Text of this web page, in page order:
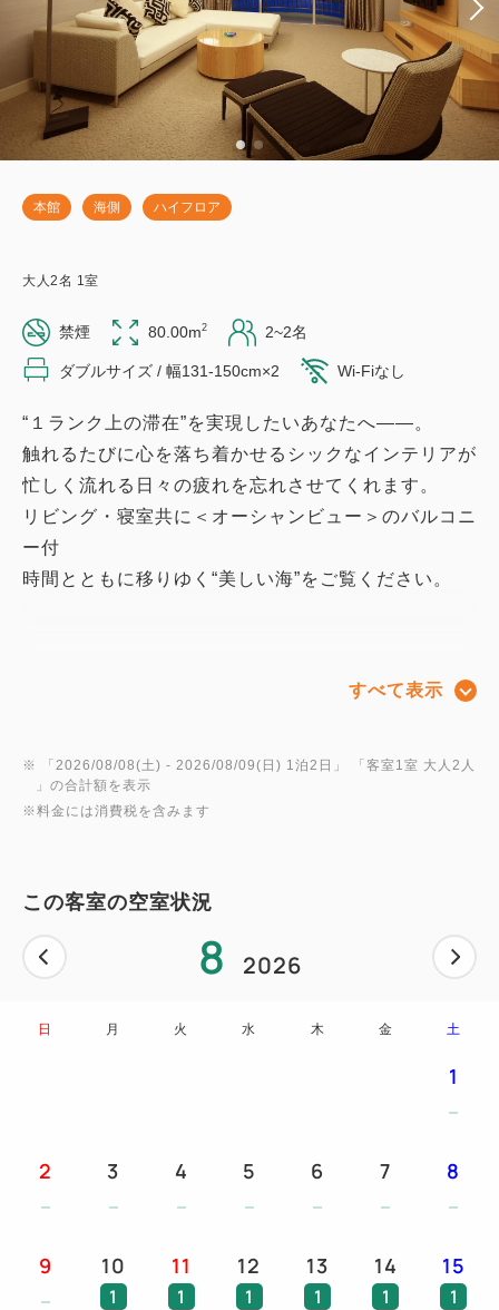
本館 海側 ハイフロア
大人 2名 1 室
禁煙 80.00m2 2~2名
ダブルサイズ / 幅131-150cm×2 Wi-Fiなし
“１ランク上の滞在”を実現したいあなたへ――。
触れるたびに心を落ち着かせるシックなインテリアが
忙しく流れる日々の疲れを忘れさせてくれます。
リビング・寝室共に＜オーシャンビュー＞のバルコニ
ー付
時間とともに移りゆく“美しい海”をご覧ください。
・温水洗浄トイレ完備
・Wi-Fi接続無料
ン）』のシャンプー・コンディショナー・ボディーソ
☆ポーラのB.A SKINCARE EXPERIENCE KIT
綿棒／タオル類／ドライヤー／セーフティボックス
ボディタオル／スケルトンブラシ／ヘアゴム
すべて表示
※ 「 2026/08/08(土) - 2026/08/09(日) 1泊2日 」 「客室1室 大人2人
」の合計額を表示
※料金には消費税を含みます
この客室の空室状況
8 2026
日 月 火 水 木 金 土
1
2 3 4 5 6 7 8
9 10
1
11
1
12
1
13
1
14
1
15
1